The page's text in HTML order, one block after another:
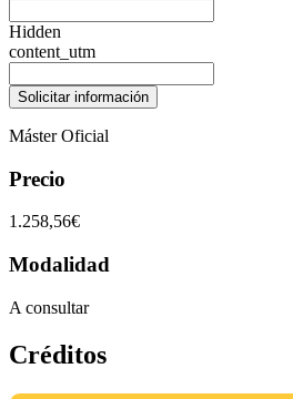
Hidden
content_utm
Máster Oficial
Precio
1.258,56€
Modalidad
A consultar
Créditos